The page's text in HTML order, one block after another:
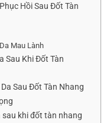
Hồi Sau Đốt Tàn
Mau Lành
Sau Khi Đốt Tàn
Sau Đốt Tàn Nhang
khi đốt tàn nhang